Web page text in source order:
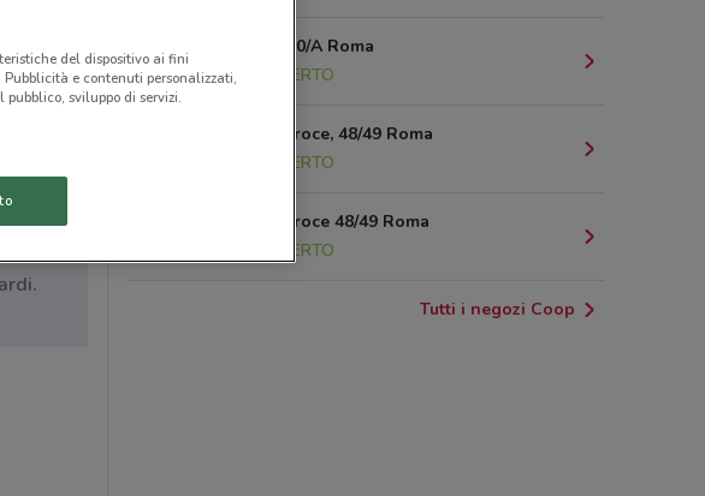
Via Tacito 90/A Roma
3.2 km
APERTO
Via Della Croce, 48/49 Roma
APERTO
Via Della Croce 48/49 Roma
APERTO
Tutti i negozi Coop
del dispositivo ai fini
e contenuti personalizzati,
sviluppo di servizi.